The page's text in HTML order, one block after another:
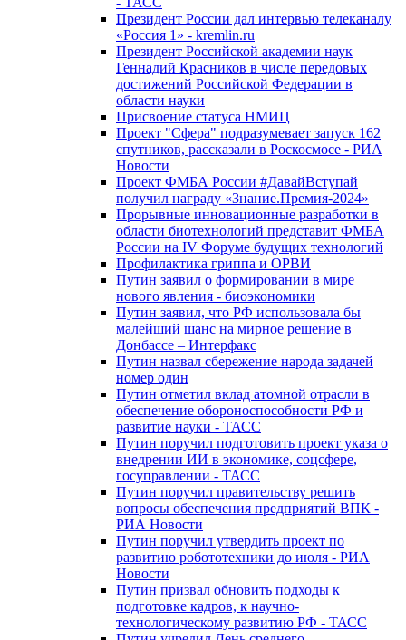
Президент России дал интервью телеканалу
«Россия 1» - kremlin.ru
Президент Российской академии наук
Геннадий Красников в числе передовых
достижений Российской Федерации в
области науки
Присвоение статуса НМИЦ
Проект "Сфера" подразумевает запуск 162
спутников, рассказали в Роскосмосе - РИА
Новости
Проект ФМБА России #ДавайВступай
получил награду «Знание.Премия-2024»
Прорывные инновационные разработки в
области биотехнологий представит ФМБА
России на IV Форуме будущих технологий
Профилактика гриппа и ОРВИ
Путин заявил о формировании в мире
нового явления - биоэкономики
Путин заявил, что РФ использовала бы
малейший шанс на мирное решение в
Донбассе – Интерфакс
Путин назвал сбережение народа задачей
номер один
Путин отметил вклад атомной отрасли в
обеспечение обороноспособности РФ и
развитие науки - ТАСС
Путин поручил подготовить проект указа о
внедрении ИИ в экономике, соцсфере,
госуправлении - ТАСС
Путин поручил правительству решить
вопросы обеспечения предприятий ВПК -
РИА Новости
Путин поручил утвердить проект по
развитию робототехники до июля - РИА
Новости
Путин призвал обновить подходы к
подготовке кадров, к научно-
технологическому развитию РФ - ТАСС